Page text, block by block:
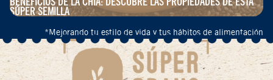
SÚPER SEMILLA
*Mejorando tu estilo de vida y tus hábitos de alimentación